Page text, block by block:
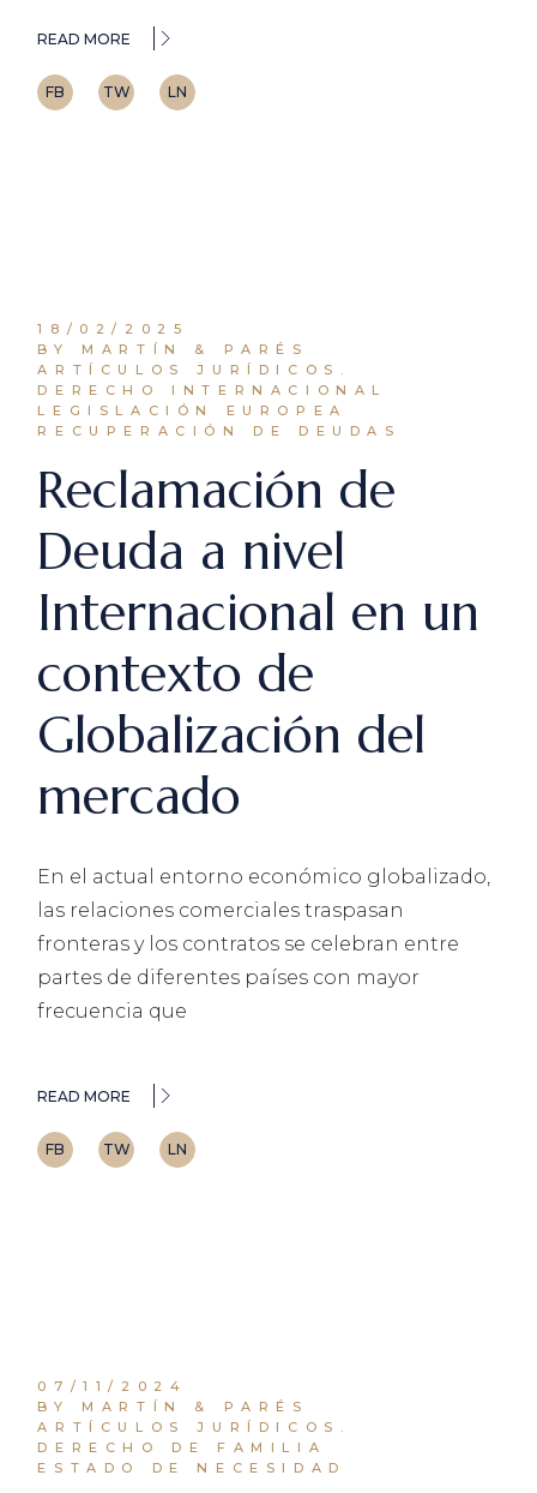
READ MORE
FB TW LN
18/02/2025
BY MARTÍN & PARÉS
ARTÍCULOS JURÍDICOS.
DERECHO INTERNACIONAL
LEGISLACIÓN EUROPEA
RECUPERACIÓN DE DEUDAS
Reclamación de
Deuda a nivel
Internacional en un
contexto de
Globalización del
mercado
En el actual entorno económico globalizado,
las relaciones comerciales traspasan
fronteras y los contratos se celebran entre
partes de diferentes países con mayor
frecuencia que
READ MORE
FB TW LN
07/11/2024
BY MARTÍN & PARÉS
ARTÍCULOS JURÍDICOS.
DERECHO DE FAMILIA
ESTADO DE NECESIDAD